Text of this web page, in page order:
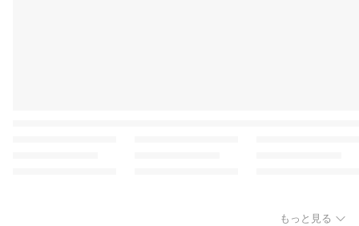
もっと見る